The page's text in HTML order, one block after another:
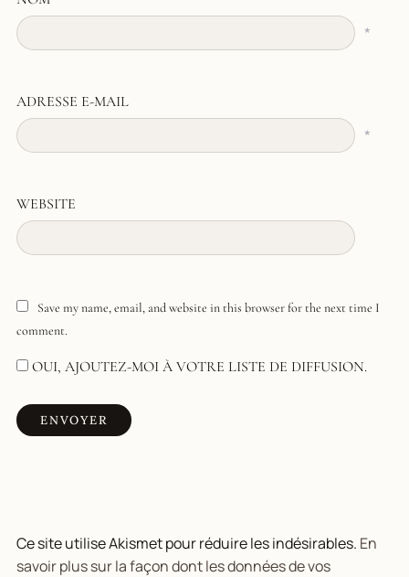
*
ADRESSE E-MAIL
*
WEBSITE
Save my name, email, and website in this browser for the next time I
comment.
OUI, AJOUTEZ-MOI À VOTRE LISTE DE DIFFUSION.
Ce site utilise Akismet pour réduire les indésirables. En
savoir plus sur la façon dont les données de vos